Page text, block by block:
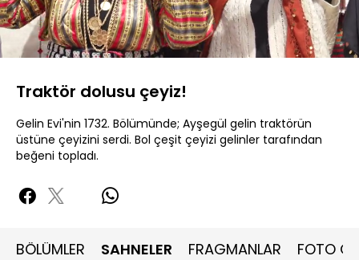
Sesi
Aç
480P
Yüklendi:
16.31%
Oynatma
Hızı
Traktör dolusu çeyiz!
Gelin Evi'nin 1732. Bölümünde; Ayşegül gelin traktörün
üstüne çeyizini serdi. Bol çeşit çeyizi gelinler tarafından
beğeni topladı.
BÖLÜMLER SAHNELER FRAGMANLAR FOTO